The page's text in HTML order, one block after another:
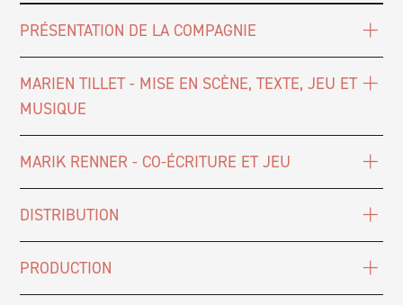
PRÉSENTATION DE LA COMPAGNIE
MARIEN TILLET - MISE EN SCÈNE, TEXTE, JEU ET
MUSIQUE
MARIK RENNER - CO-ÉCRITURE ET JEU
DISTRIBUTION
PRODUCTION